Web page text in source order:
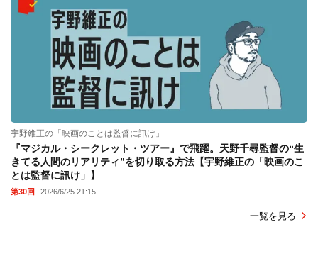
宇野維正の「映画のことは監督に訊け」
『マジカル・シークレット・ツアー』で飛躍。天野千尋監督の“生
きてる人間のリアリティ”を切り取る方法【宇野維正の「映画のこ
とは監督に訊け」】
第30回 2026/6/25 21:15
一覧を見る